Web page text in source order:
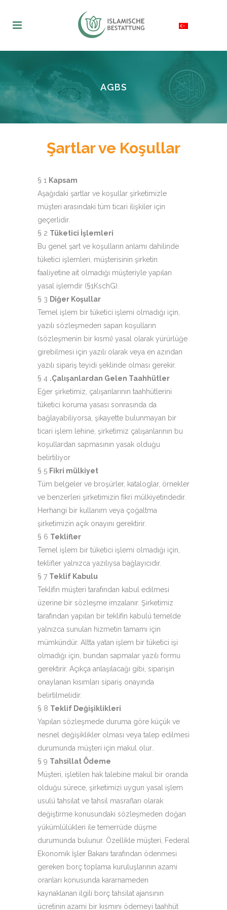
AGBS
Şartlar ve Koşullar
§ 1 Kapsam
Aşağıdaki şartlar ve koşullar şirketimizle
müşteri arasındaki tüm ticari ilişkiler için
geçerlidir.
§ 2 Tüketici İşlemleri
Bu genel şart ve koşulların anlamı dahilinde
tüketici işlemleri, müşterisinin şirketin
faaliyetine ait olmadığı müşteriyle yapılan
yasal işlemdir (§1KschG).
§ 3 Diğer Koşullar
Temel işlem bir tüketici işlemi olmadığı için,
yazılı sözleşmeden sapan koşulların
(sözleşmenin bir kısmı) yasal olarak yürürlüğe
girebilmesi için yazılı olarak veya en azından
yazılı sipariş teyidi şeklinde olması gerekir.
§ 4 .Çalışanlardan Gelen Taahhütler
Eğer şirketimiz, çalışanlarının taahhütlerini
tüketici koruma yasası sonrasında da
bağlayabiliyorsa, şikayette bulunmayan bir
ticari işlem lehine, şirketimiz çalışanlarının bu
koşullardan sapmasının yasak olduğu
belirtiliyor
§ 5 Fikri mülkiyet
Tüm belgeler ve broşürler, kataloglar, örnekler
ve benzerleri şirketimizin fikri mülkiyetindedir.
Herhangi bir kullanım veya çoğaltma
şirketimizin açık onayını gerektirir.
§ 6 Teklifler
Temel işlem bir tüketici işlemi olmadığı için,
teklifler yalnızca yazılıysa bağlayıcıdır.
§ 7 Teklif Kabulu
Teklifin müşteri tarafından kabul edilmesi
üzerine bir sözleşme imzalanır. Şirketimiz
tarafından yapılan bir teklifin kabulü temelde
yalnızca sunulan hizmetin tamamı için
mümkündür. Altta yatan işlem bir tüketici işi
olmadığı için, bundan sapmalar yazılı formu
gerektirir. Açıkça anlaşılacağı gibi, siparişin
onaylanan kısımları sipariş onayında
belirtilmelidir.
§ 8 Teklif Değişiklikleri
Yapılan sözleşmede duruma göre küçük ve
nesnel değişiklikler olması veya talep edilmesi
durumunda müşteri için makul olur..
§ 9 Tahsillat Ödeme
Müşteri, işletilen hak talebine makul bir oranda
olduğu sürece, şirketimizi uygun yasal işlem
usulü tahsilat ve tahsil masrafları olarak
değiştirme konusundaki sözleşmeden doğan
yükümlülükleri ile temerrüde düşme
durumunda bulunur. Özellikle müşteri, Federal
Ekonomik İşler Bakanı tarafından ödenmesi
gereken borç toplama kuruluşlarının azami
oranları konusunda kararnameden
kaynaklanan ilgili borç tahsilat ajansının
ücretinin azami bir kısmını ödemeyi taahhüt